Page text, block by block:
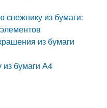
снежнику из бумаги:
из бумаги
из бумаги А4